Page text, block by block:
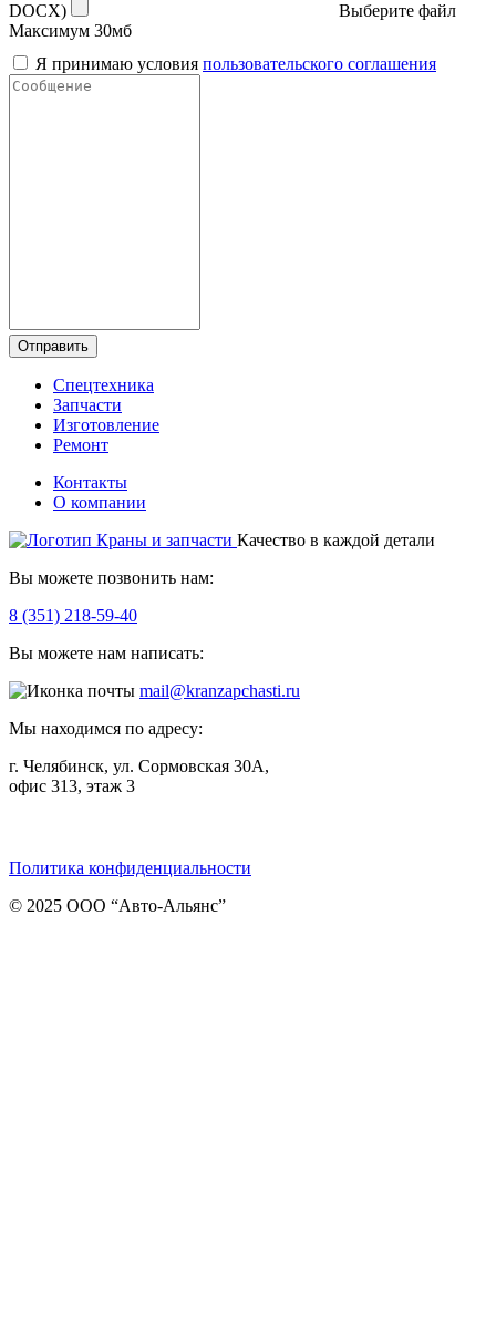
DOCX)
Выберите файл
Максимум 30мб
Я принимаю условия пользовательского соглашения
Отправить
Спецтехника
Запчасти
Изготовление
Ремонт
Контакты
О компании
Качество в каждой детали
Вы можете позвонить нам:
8 (351) 218-59-40
Вы можете нам написать:
mail@kranzapchasti.ru
Мы находимся по адресу:
г. Челябинск, ул. Сормовская 30А,
офис 313, этаж 3
Политика конфиденциальности
© 2025 ООО “Авто-Альянс”